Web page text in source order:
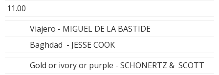
11.00
Viajero - MIGUEL DE LA BASTIDE
Baghdad - JESSE COOK
Gold or ivory or purple - SCHONERTZ & SCOTT